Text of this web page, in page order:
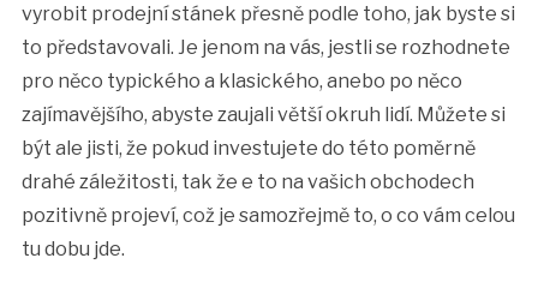
vyrobit prodejní stánek přesně podle toho, jak byste si
to představovali. Je jenom na vás, jestli se rozhodnete
pro něco typického a klasického, anebo po něco
zajímavějšího, abyste zaujali větší okruh lidí. Můžete si
být ale jisti, že pokud investujete do této poměrně
drahé záležitosti, tak že e to na vašich obchodech
pozitivně projeví, což je samozřejmě to, o co vám celou
tu dobu jde.